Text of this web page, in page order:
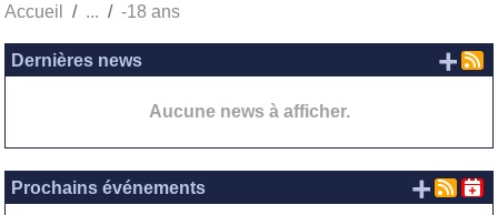
Accueil -18 ans
Dernières news
Aucune news à afficher.
+
Prochains événements +